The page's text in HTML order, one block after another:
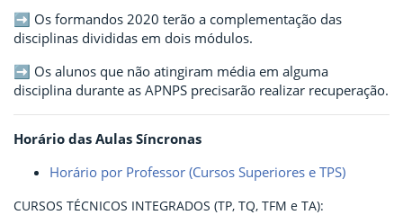
➡ Os formandos 2020 terão a complementação das
disciplinas divididas em dois módulos.
➡ Os alunos que não atingiram média em alguma
disciplina durante as APNPS precisarão realizar recuperação.
Horário das Aulas Síncronas
Horário por Professor (Cursos Superiores e TPS)
CURSOS TÉCNICOS INTEGRADOS (TP, TQ, TFM e TA):